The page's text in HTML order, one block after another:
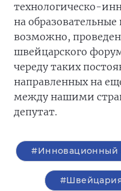
технологическо-
на
возможно,
швейцарского
череду таких
направленных на
между нашими
депутат.
#Инновационный